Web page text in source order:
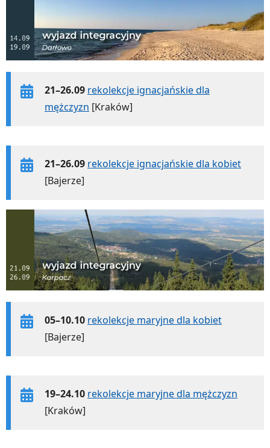
21–26.09 rekolekcje ignacjańskie dla
mężczyzn [Kraków]
21–26.09 rekolekcje ignacjańskie dla kobiet
[Bajerze]
05–10.10 rekolekcje maryjne dla kobiet
[Bajerze]
19–24.10 rekolekcje maryjne dla mężczyzn
[Kraków]